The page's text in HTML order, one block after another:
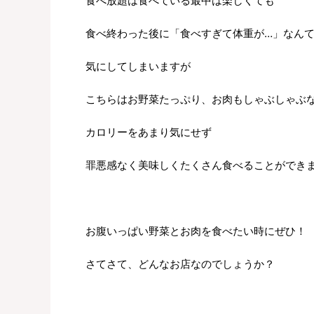
食べ終わった後に「食べすぎて体重が…」なんて
気にしてしまいますが
こちらはお野菜たっぷり、お肉もしゃぶしゃぶ
カロリーをあまり気にせず
罪悪感なく美味しくたくさん食べることができ
お腹いっぱい野菜とお肉を食べたい時にぜひ！
さてさて、どんなお店なのでしょうか？